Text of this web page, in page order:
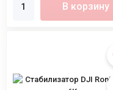
В корзину